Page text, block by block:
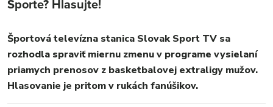
MESTO
REGIÓN
Sporte? Hlasujte!
Športová televízna stanica Slovak Sport TV sa
rozhodla spraviť miernu zmenu v programe vysielaní
priamych prenosov z basketbalovej extraligy mužov.
Hlasovanie je pritom v rukách fanúšikov.